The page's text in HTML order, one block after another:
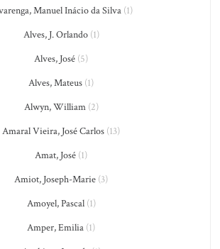
Manuel Inácio da Silva(1)
Alves, J. Orlando(1)
Alves, José (5)
Alves, Mateus (1)
Alwyn, William(2)
Amaral Vieira, José Carlos (13)
Amat, José (1)
Amiot, Joseph-Marie (3)
Amoyel, Pascal(1)
Amper, Emilia (1)